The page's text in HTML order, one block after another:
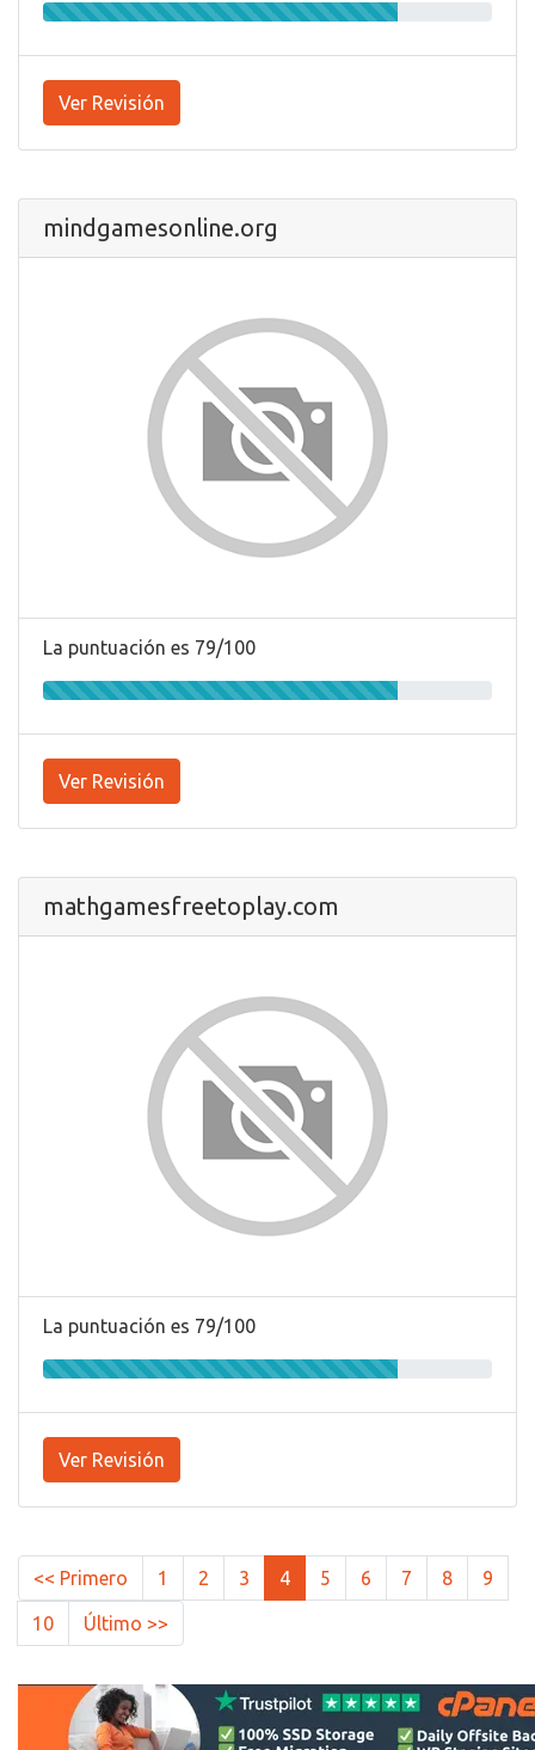
Ver Revisión
mindgamesonline.org
La puntuación es 79/100
Ver Revisión
mathgamesfreetoplay.com
La puntuación es 79/100
Ver Revisión
<< Primero 1 2 3 4 5 6 7 8 9
10 Último >>